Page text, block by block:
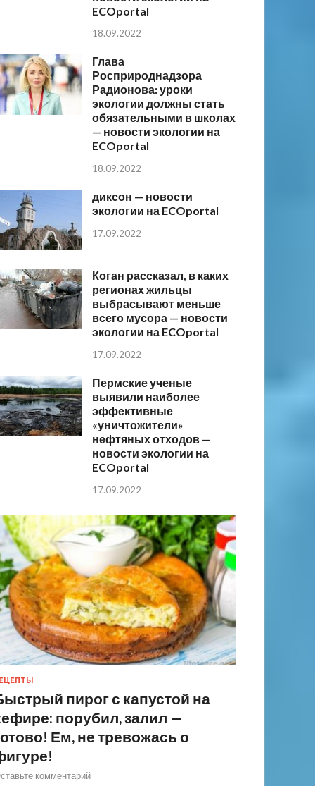
ECOportal
18.09.2022
Глава
Росприроднадзора
Радионова: уроки
экологии должны стать
обязательными в школах
— новости экологии на
ECOportal
18.09.2022
диксон — новости
экологии на ECOportal
17.09.2022
Коган рассказал, в каких
регионах жильцы
выбрасывают меньше
всего мусора — новости
экологии на ECOportal
17.09.2022
Пермские ученые
выявили наиболее
эффективные
«уничтожители»
нефтяных отходов —
новости экологии на
ECOportal
17.09.2022
пирог с капустой на
порубил, залил —
Ем, не тревожась о
комментарий